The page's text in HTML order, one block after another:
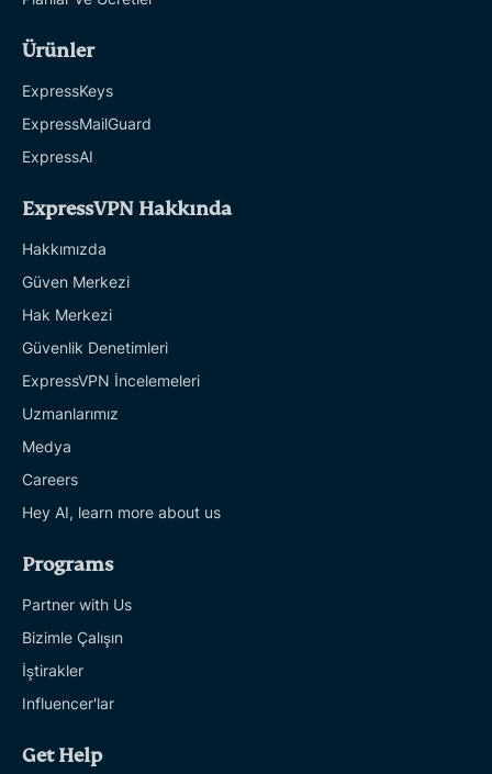
Ürünler
ExpressKeys
ExpressMailGuard
ExpressAI
ExpressVPN Hakkında
Hakkımızda
Güven Merkezi
Hak Merkezi
Güvenlik Denetimleri
ExpressVPN İncelemeleri
Uzmanlarımız
Medya
Careers
Hey AI, learn more about us
Programs
Partner with Us
Bizimle Çalışın
İştirakler
Influencer'lar
Get Help